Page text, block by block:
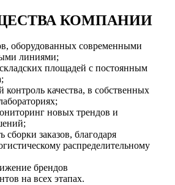
КОМПАНИИ
оборудованных современными
линиями;
площадей с постоянным
контроль качества, в собственных
новых трендов и
сборки заказов, благодаря
распределительному
брендов
на всех этапах.